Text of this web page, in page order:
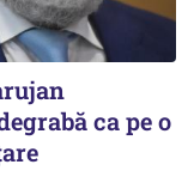
ca pe o